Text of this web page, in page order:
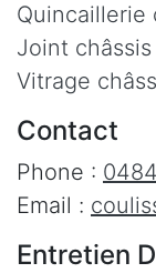
Quincaillerie
Joint
Vitrage
Contact
Phone :
Email :
Entretien